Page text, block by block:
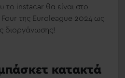
το instacar θα είναι στο
Four της Euroleague 2024 ως
διοργάνωσης!
κατακτά